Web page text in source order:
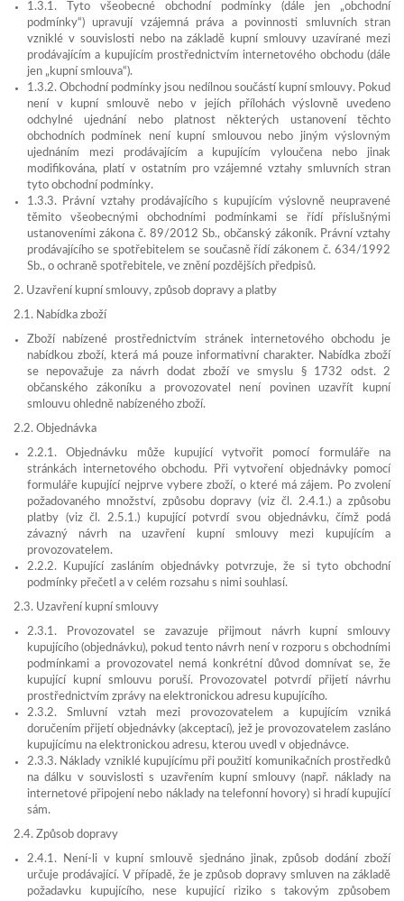
1.3.1. Tyto všeobecné obchodní podmínky (dále jen „obchodní
podmínky“) upravují vzájemná práva a povinnosti smluvních stran
vzniklé v souvislosti nebo na základě kupní smlouvy uzavírané mezi
prodávajícím a kupujícím prostřednictvím internetového obchodu (dále
jen „kupní smlouva“).
1.3.2. Obchodní podmínky jsou nedílnou součástí kupní smlouvy. Pokud
není v kupní smlouvě nebo v jejích přílohách výslovně uvedeno
odchylné ujednání nebo platnost některých ustanovení těchto
obchodních podmínek není kupní smlouvou nebo jiným výslovným
ujednáním mezi prodávajícím a kupujícím vyloučena nebo jinak
modifikována, platí v ostatním pro vzájemné vztahy smluvních stran
tyto obchodní podmínky.
1.3.3. Právní vztahy prodávajícího s kupujícím výslovně neupravené
těmito všeobecnými obchodními podmínkami se řídí příslušnými
ustanoveními zákona č. 89/2012 Sb., občanský zákoník. Právní vztahy
prodávajícího se spotřebitelem se současně řídí zákonem č. 634/1992
Sb., o ochraně spotřebitele, ve znění pozdějších předpisů.
2. Uzavření kupní smlouvy, způsob dopravy a platby
2.1. Nabídka zboží
Zboží nabízené prostřednictvím stránek internetového obchodu je
nabídkou zboží, která má pouze informativní charakter. Nabídka zboží
se nepovažuje za návrh dodat zboží ve smyslu § 1732 odst. 2
občanského zákoníku a provozovatel není povinen uzavřít kupní
smlouvu ohledně nabízeného zboží.
2.2. Objednávka
2.2.1. Objednávku může kupující vytvořit pomocí formuláře na
stránkách internetového obchodu. Při vytvoření objednávky pomocí
formuláře kupující nejprve vybere zboží, o které má zájem. Po zvolení
požadovaného množství, způsobu dopravy (viz čl. 2.4.1.) a způsobu
platby (viz čl. 2.5.1.) kupující potvrdí svou objednávku, čímž podá
závazný návrh na uzavření kupní smlouvy mezi kupujícím a
provozovatelem.
2.2.2. Kupující zasláním objednávky potvrzuje, že si tyto obchodní
podmínky přečetl a v celém rozsahu s nimi souhlasí.
2.3. Uzavření kupní smlouvy
2.3.1. Provozovatel se zavazuje přijmout návrh kupní smlouvy
kupujícího (objednávku), pokud tento návrh není v rozporu s obchodními
podmínkami a provozovatel nemá konkrétní důvod domnívat se, že
kupující kupní smlouvu poruší. Provozovatel potvrdí přijetí návrhu
prostřednictvím zprávy na elektronickou adresu kupujícího.
2.3.2. Smluvní vztah mezi provozovatelem a kupujícím vzniká
doručením přijetí objednávky (akceptací), jež je provozovatelem zasláno
kupujícímu na elektronickou adresu, kterou uvedl v objednávce.
2.3.3. Náklady vzniklé kupujícímu při použití komunikačních prostředků
na dálku v souvislosti s uzavřením kupní smlouvy (např. náklady na
internetové připojení nebo náklady na telefonní hovory) si hradí kupující
sám.
2.4. Způsob dopravy
2.4.1. Není-li v kupní smlouvě sjednáno jinak, způsob dodání zboží
určuje prodávající. V případě, že je způsob dopravy smluven na základě
požadavku kupujícího, nese kupující riziko s takovým způsobem